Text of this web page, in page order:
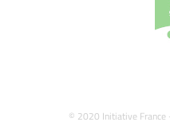
© 2020 Initiative France